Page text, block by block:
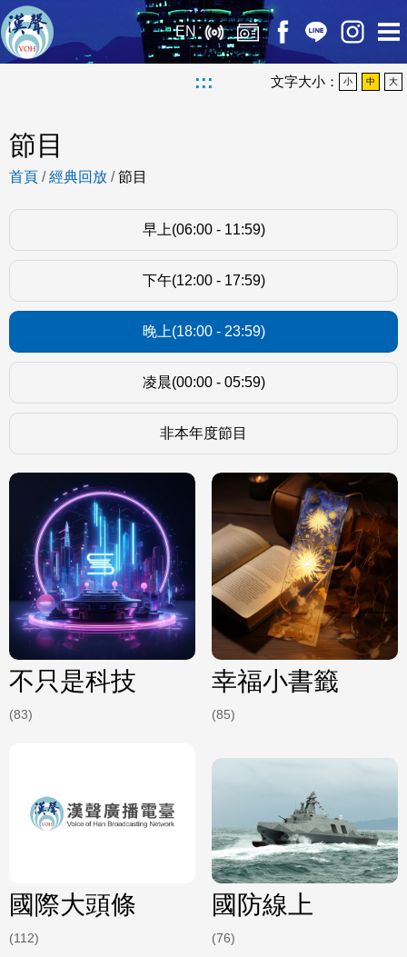
EN
::: 文字大小： 小 中 大
節目
首頁 /經典回放 /節目
早上(06:00 - 11:59)
下午(12:00 - 17:59)
晚上(18:00 - 23:59)
凌晨(00:00 - 05:59)
非本年度節目
不只是科技
(83)
幸福小書籤
(85)
國際大頭條
(112)
國防線上
(76)